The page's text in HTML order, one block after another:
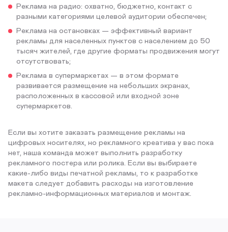
Реклама на радио: охватно, бюджетно, контакт с
разными категориями целевой аудитории обеспечен;
Реклама на остановках — эффективный вариант
рекламы для населенных пунктов с населением до 50
тысяч жителей, где другие форматы продвижения могут
отсутствовать;
Реклама в супермаркетах — в этом формате
развивается размещение на небольших экранах,
расположенных в кассовой или входной зоне
супермаркетов.
Если вы хотите заказать размещение рекламы на
цифровых носителях, но рекламного креатива у вас пока
нет, наша команда может выполнить разработку
рекламного постера или ролика. Если вы выбираете
какие-либо виды печатной рекламы, то к разработке
макета следует добавить расходы на изготовление
рекламно-информационных материалов и монтаж.